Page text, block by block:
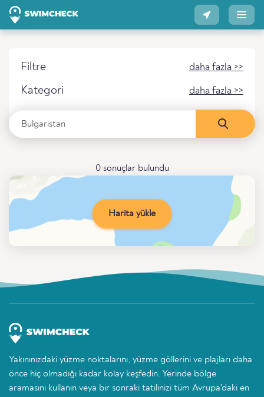
Filtre daha fazla >>
Kategori daha fazla >>
0 sonuçlar bulundu
Harita yükle
Yakınınızdaki yüzme noktalarını, yüzme göllerini ve plajları daha
önce hiç olmadığı kadar kolay keşfedin. Yerinde bölge
aramasını kullanın veya bir sonraki tatilinizi tüm Avrupa'daki en